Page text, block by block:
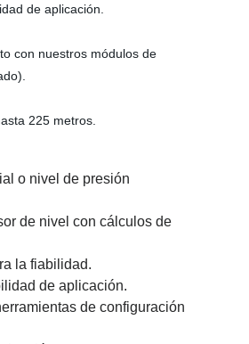
de aplicación.
con nuestros módulos de
225 metros.
o nivel de presión
de nivel con cálculos de
la fiabilidad.
de aplicación.
de configuración